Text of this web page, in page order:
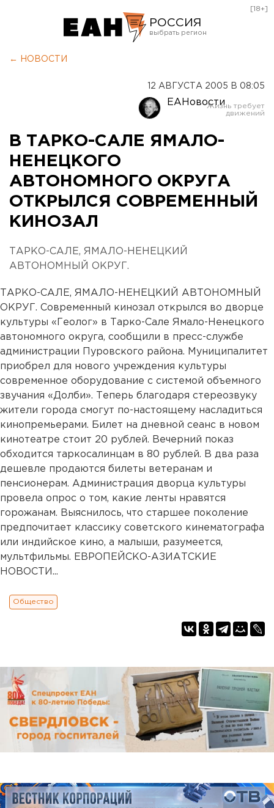
РОССИЯ
Оренбург
[18+]
← НОВОСТИ
12 АВГУСТА 2005 В 08:05
ЕАНовости
В ТАРКО-САЛЕ ЯМАЛО-
НЕНЕЦКОГО
АВТОНОМНОГО ОКРУГА
ОТКРЫЛСЯ СОВРЕМЕННЫЙ
КИНОЗАЛ
ТАРКО-САЛЕ, ЯМАЛО-НЕНЕЦКИЙ
АВТОНОМНЫЙ ОКРУГ.
ТАРКО-САЛЕ, ЯМАЛО-НЕНЕЦКИЙ АВТОНОМНЫЙ
ОКРУГ. Современный кинозал открылся во дворце
культуры «Геолог» в Тарко-Сале Ямало-Ненецкого
автономного округа, сообщили в пресс-службе
администрации Пуровского района. Муниципалитет
приобрел для нового учреждения культуры
современное оборудование с системой объемного
звучания «Долби». Теперь благодаря стереозвуку
жители города смогут по-настоящему насладиться
кинопремьерами. Билет на дневной сеанс в новом
кинотеатре стоит 20 рублей. Вечерний показ
обходится таркосалинцам в 80 рублей. В два раза
дешевле продаются билеты ветеранам и
пенсионерам. Администрация дворца культуры
провела опрос о том, какие ленты нравятся
горожанам. Выяснилось, что старшее поколение
предпочитает классику советского кинематографа
или индийское кино, а малыши, разумеется,
мультфильмы. ЕВРОПЕЙСКО-АЗИАТСКИЕ
НОВОСТИ...
Общество